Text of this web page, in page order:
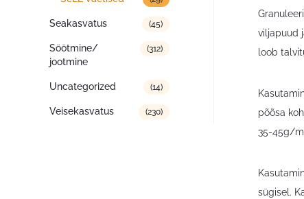
Seakasvatus (45)
Söötmine/
jootmine
(312)
Uncategorized (14)
Veisekasvatus (230)
viljapuud
loob
põõsa
35-45g/
sügisel.